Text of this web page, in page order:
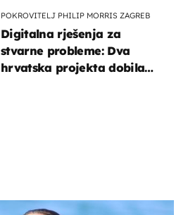
POKROVITELJ PHILIP MORRIS ZAGREB
Digitalna rješenja za
stvarne probleme: Dva
hrvatska projekta dobila